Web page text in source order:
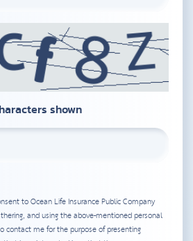
shown
to Ocean Life Insurance Public Company
and using the above-mentioned personal
contact me for the purpose of presenting